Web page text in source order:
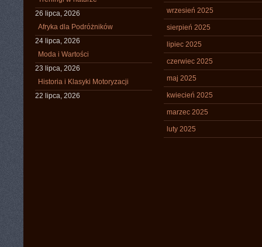
26 lipca, 2026
Afryka dla Podróżników
24 lipca, 2026
Moda i Wartości
23 lipca, 2026
Historia i Klasyki Motoryzacji
22 lipca, 2026
wrzesień 2025
sierpień 2025
lipiec 2025
czerwiec 2025
maj 2025
kwiecień 2025
marzec 2025
luty 2025